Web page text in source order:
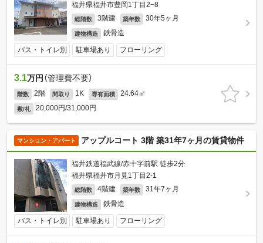
福井県福井市豊岡1丁目2−8
総階数 3階建 築年数 30年5ヶ月
建物構造 鉄骨造
バス・トイレ別 駐車場あり フローリング
3.1万円 （管理費不要）
階数 2階 間取り 1K 専有面積 24.64㎡
敷/礼 20,000円/31,000円
マンション・アパート アップルコート 3階 築31年7ヶ月の賃貸物件
福井鉄道福武線/赤十字前駅 徒歩2分
福井県福井市月見1丁目2-1
総階数 4階建 築年数 31年7ヶ月
建物構造 鉄骨造
バス・トイレ別 駐車場あり フローリング